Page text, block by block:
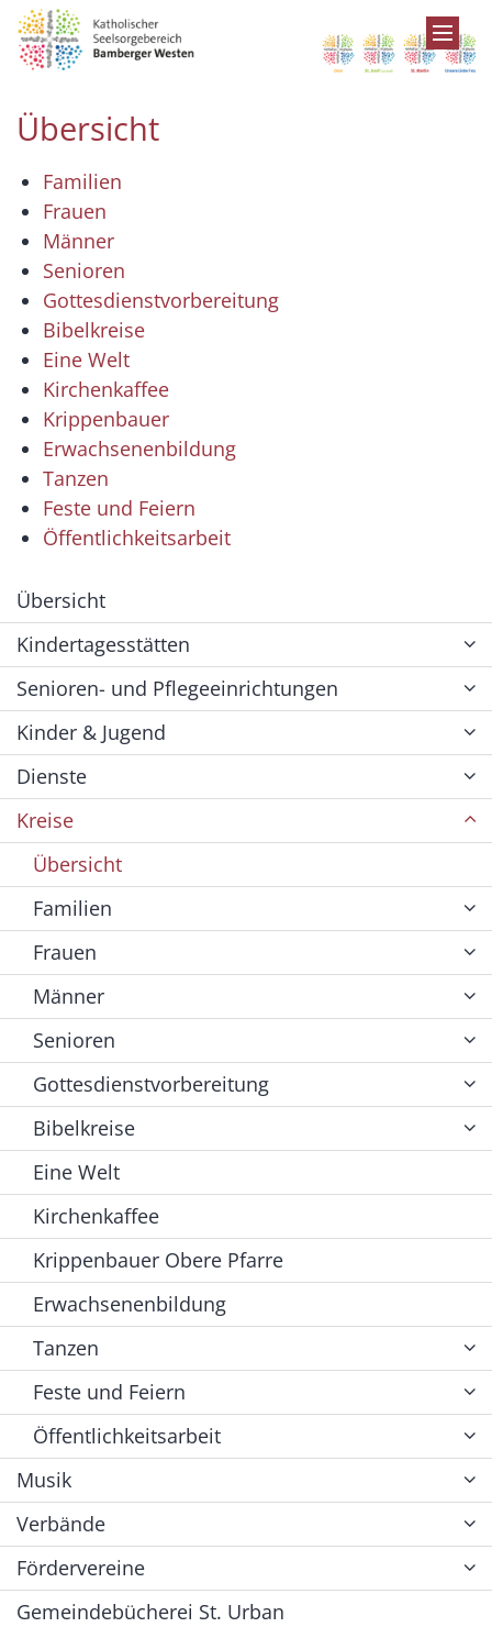
Zum Inhalt springen
Übersicht
Familien
Frauen
Männer
Senioren
Gottesdienstvorbereitung
Bibelkreise
Eine Welt
Kirchenkaffee
Krippenbauer
Erwachsenenbildung
Tanzen
Feste und Feiern
Öffentlichkeitsarbeit
Übersicht
Kindertagesstätten
Senioren- und Pflegeeinrichtungen
Kinder & Jugend
Dienste
Kreise
Übersicht
Familien
Frauen
Männer
Senioren
Gottesdienstvorbereitung
Bibelkreise
Eine Welt
Kirchenkaffee
Krippenbauer Obere Pfarre
Erwachsenenbildung
Tanzen
Feste und Feiern
Öffentlichkeitsarbeit
Musik
Verbände
Fördervereine
Gemeindebücherei St. Urban